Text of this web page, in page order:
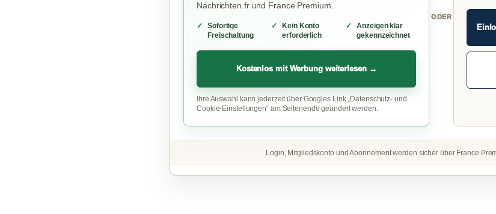
Nachrichten.fr und France Premium.
Sofortige
Freischaltung
Kein Konto
erforderlich
Anzeigen klar
gekennzeichnet
Kostenlos mit Werbung weiterlesen →
Ihre Auswahl kann jederzeit über Googles Link „Datenschutz- und
Cookie-Einstellungen“ am Seitenende geändert werden.
ODER
Login, Mitgliedskonto und Abonnement werden sicher über France